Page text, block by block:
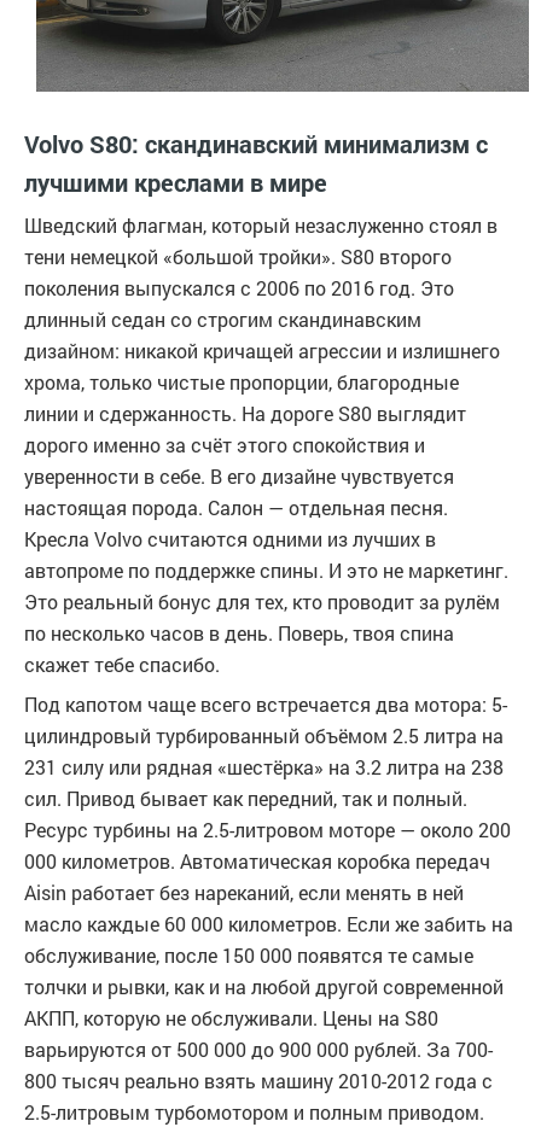
Volvo S80: скандинавский минимализм с
лучшими креслами в мире
Шведский флагман, который незаслуженно стоял в
тени немецкой «большой тройки». S80 второго
поколения выпускался с 2006 по 2016 год. Это
длинный седан со строгим скандинавским
дизайном: никакой кричащей агрессии и излишнего
хрома, только чистые пропорции, благородные
линии и сдержанность. На дороге S80 выглядит
дорого именно за счёт этого спокойствия и
уверенности в себе. В его дизайне чувствуется
настоящая порода. Салон — отдельная песня.
Кресла Volvo считаются одними из лучших в
автопроме по поддержке спины. И это не маркетинг.
Это реальный бонус для тех, кто проводит за рулём
по несколько часов в день. Поверь, твоя спина
скажет тебе спасибо.
Под капотом чаще всего встречается два мотора: 5-
цилиндровый турбированный объёмом 2.5 литра на
231 силу или рядная «шестёрка» на 3.2 литра на 238
сил. Привод бывает как передний, так и полный.
Ресурс турбины на 2.5-литровом моторе — около 200
000 километров. Автоматическая коробка передач
Aisin работает без нареканий, если менять в ней
масло каждые 60 000 километров. Если же забить на
обслуживание, после 150 000 появятся те самые
толчки и рывки, как и на любой другой современной
АКПП, которую не обслуживали. Цены на S80
варьируются от 500 000 до 900 000 рублей. За 700-
800 тысяч реально взять машину 2010-2012 года с
2.5-литровым турбомотором и полным приводом.